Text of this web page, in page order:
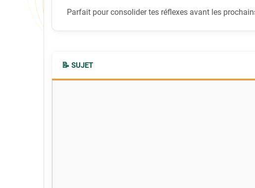
Parfait pour consolider tes réflexes avant les
📝 SUJET